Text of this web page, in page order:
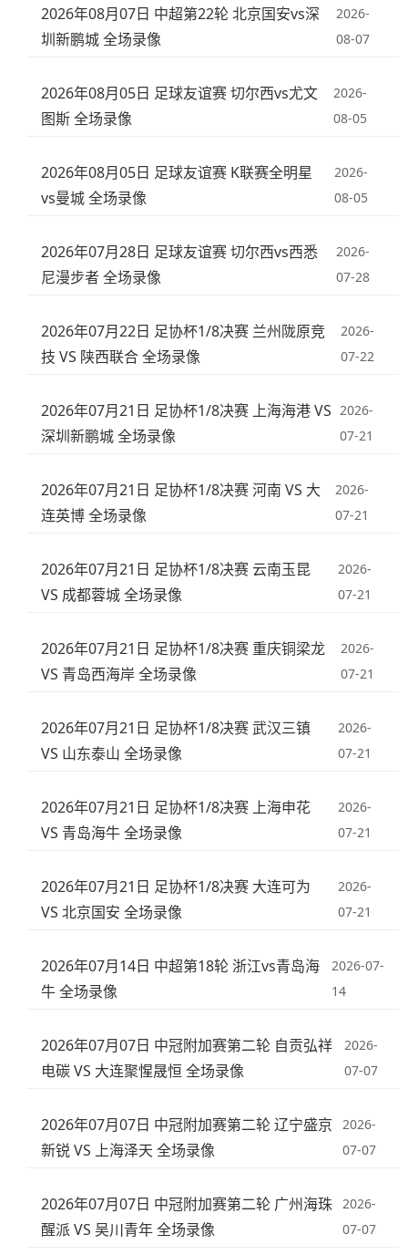
2026年08月07日 中超第22轮 北京国安vs深
圳新鹏城 全场录像
2026-
08-07
2026年08月05日 足球友谊赛 切尔西vs尤文
图斯 全场录像
2026-
08-05
2026年08月05日 足球友谊赛 K联赛全明星
vs曼城 全场录像
2026-
08-05
2026年07月28日 足球友谊赛 切尔西vs西悉
尼漫步者 全场录像
2026-
07-28
2026年07月22日 足协杯1/8决赛 兰州陇原竞
技 VS 陕西联合 全场录像
2026-
07-22
2026年07月21日 足协杯1/8决赛 上海海港 VS
深圳新鹏城 全场录像
2026-
07-21
2026年07月21日 足协杯1/8决赛 河南 VS 大
连英博 全场录像
2026-
07-21
2026年07月21日 足协杯1/8决赛 云南玉昆
VS 成都蓉城 全场录像
2026-
07-21
2026年07月21日 足协杯1/8决赛 重庆铜梁龙
VS 青岛西海岸 全场录像
2026-
07-21
2026年07月21日 足协杯1/8决赛 武汉三镇
VS 山东泰山 全场录像
2026-
07-21
2026年07月21日 足协杯1/8决赛 上海申花
VS 青岛海牛 全场录像
2026-
07-21
2026年07月21日 足协杯1/8决赛 大连可为
VS 北京国安 全场录像
2026-
07-21
2026年07月14日 中超第18轮 浙江vs青岛海
牛 全场录像
2026-07-
14
2026年07月07日 中冠附加赛第二轮 自贡弘祥
电碳 VS 大连聚惺晟恒 全场录像
2026-
07-07
2026年07月07日 中冠附加赛第二轮 辽宁盛京
新锐 VS 上海泽天 全场录像
2026-
07-07
2026年07月07日 中冠附加赛第二轮 广州海珠
醒派 VS 吴川青年 全场录像
2026-
07-07